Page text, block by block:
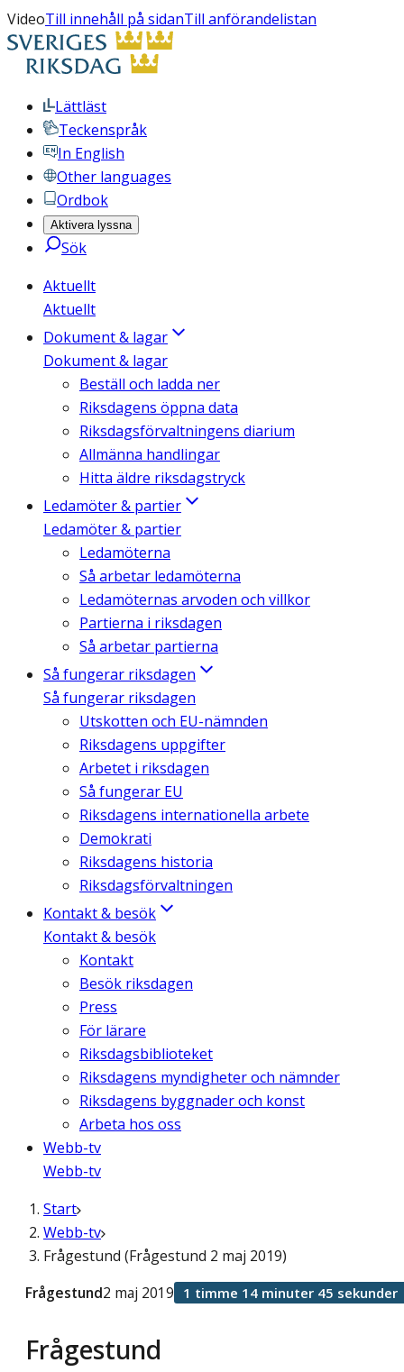
VideoTill innehåll på sidanTill anförandelistan
Lättläst
Teckenspråk
In English
Other languages
Ordbok
Aktivera lyssna
Sök
Aktuellt
Aktuellt
Dokument & lagar
Dokument & lagar
Beställ och ladda ner
Riksdagens öppna data
Riksdagsförvaltningens diarium
Allmänna handlingar
Hitta äldre riksdagstryck
Ledamöter & partier
Ledamöter & partier
Ledamöterna
Så arbetar ledamöterna
Ledamöternas arvoden och villkor
Partierna i riksdagen
Så arbetar partierna
Så fungerar riksdagen
Så fungerar riksdagen
Utskotten och EU-nämnden
Riksdagens uppgifter
Arbetet i riksdagen
Så fungerar EU
Riksdagens internationella arbete
Demokrati
Riksdagens historia
Riksdagsförvaltningen
Kontakt & besök
Kontakt & besök
Kontakt
Besök riksdagen
Press
För lärare
Riksdagsbiblioteket
Riksdagens myndigheter och nämnder
Riksdagens byggnader och konst
Arbeta hos oss
Webb-tv
Webb-tv
Start
Webb-tv
Frågestund (Frågestund 2 maj 2019)
Frågestund
Frågestund2 maj 2019 1 timme 14 minuter 45 sekunder